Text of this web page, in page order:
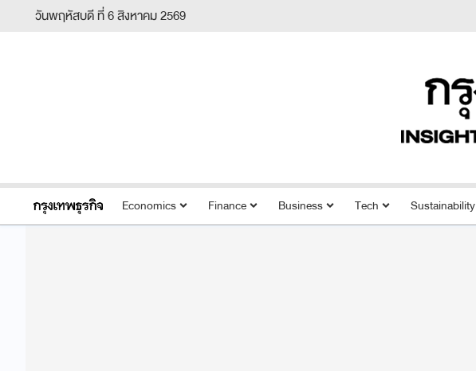
วันพฤหัสบดี ที่ 6 สิงหาคม 2569
Economics Finance Business Tech Sustainability